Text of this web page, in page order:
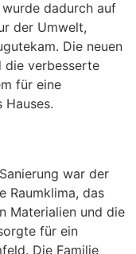
dadurch auf
der Umwelt,
Die neuen
die verbesserte
für eine
war der
Raumklima, das
Materialien und die
für ein
Die Familie